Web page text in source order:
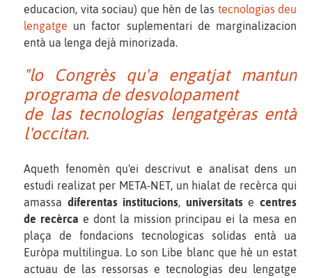
educacion, vita sociau) que hèn de las tecnologias deu
lengatge un factor suplementari de marginalizacion
entà ua lenga dejà minorizada.
"lo Congrès qu'a engatjat mantun
programa de desvolopament
de las tecnologias lengatgèras entà
l'occitan.
Aqueth fenomèn qu'ei descrivut e analisat dens un
estudi realizat per META-NET, un hialat de recèrca qui
amassa diferentas institucions, universitatsecentres
de recèrca e dont la mission principau ei la mesa en
plaça de fondacions tecnologicas solidas entà ua
Euròpa multilingua. Lo son Libe blanc que hè un estat
actuau de las ressorsas e tecnologias deu lengatge